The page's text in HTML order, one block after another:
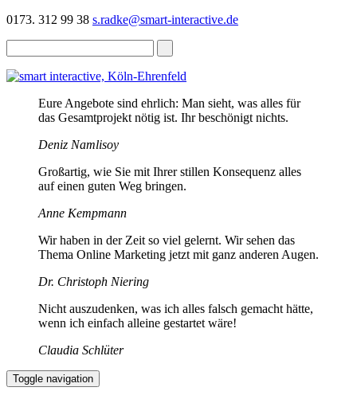
0173. 312 99 38 s.radke@smart-interactive.de
Eure Angebote sind ehrlich: Man sieht, was alles für
das Gesamtprojekt nötig ist. Ihr beschönigt nichts.
Deniz Namlisoy
Großartig, wie Sie mit Ihrer stillen Konsequenz alles
auf einen guten Weg bringen.
Anne Kempmann
Wir haben in der Zeit so viel gelernt. Wir sehen das
Thema Online Marketing jetzt mit ganz anderen Augen.
Dr. Christoph Niering
Nicht auszudenken, was ich alles falsch gemacht hätte,
wenn ich einfach alleine gestartet wäre!
Claudia Schlüter
Toggle navigation